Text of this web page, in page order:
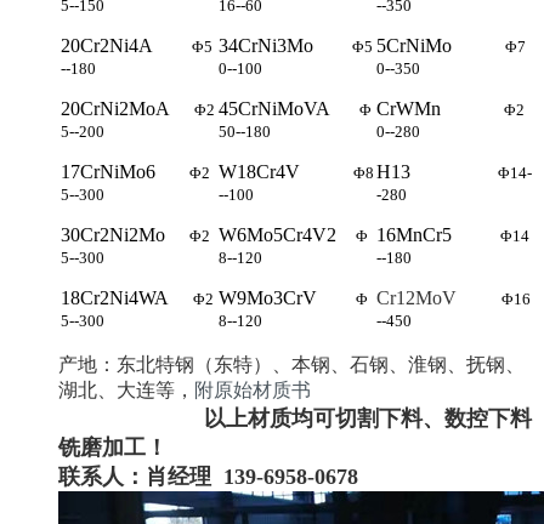
5--150
20Cr2Ni4A Φ5
--180
20CrNi2MoA Φ2
5--200
17CrNiMo6 Φ2
5--300
30Cr2Ni2Mo Φ2
5--300
18Cr2Ni4WA Φ2
5--300
16--60
34CrNi3Mo Φ5
0--100
45CrNiMoVA Φ
50--180
W18Cr4V Φ8
--100
W6Mo5Cr4V2 Φ
8--120
W9Mo3CrV Φ
8--120
--350
5CrNiMo Φ7
0--350
CrWMn Φ2
0--280
H13 Φ14-
-280
16MnCr5 Φ14
--180
Cr12MoV
Φ16
--450
产地：东北特钢（东特）、本钢、石钢、淮钢、抚钢、
湖北、大连等， 附原始材质书
以上材质均可切割下料、数控下料
铣磨加工！
联系人：肖经理 139-6958-0678